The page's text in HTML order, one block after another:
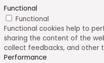
Functional
Functional
Functional cookies help to
sharing the content of the
collect feedbacks, and other
Performance